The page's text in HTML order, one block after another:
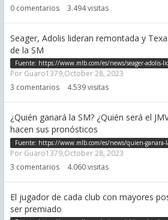
0 comentarios 3.494visitas
Seager, Adolis lideran remontada y
de la SM
Fuente: https://www.mlb.com/es/news/seager-adolis-
texas-se-lleva-el-j1-de-la-sm
Por Guaro1379,October 28, 2023
3 comentarios 4.539visitas
¿Quién ganará la SM? ¿Quién será el
hacen sus pronósticos
Fuente: https://www.mlb.com/es/news/quien-ganara-
jmv-los-expertos-hacen-sus-pronosticos
Por Guaro1379,October 28, 2023
3 comentarios 4.060visitas
El jugador de cada club con mayores
ser premiado